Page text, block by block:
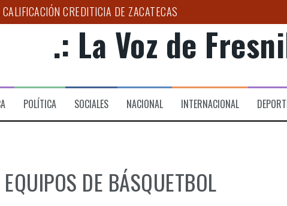
CREDITICIA DE ZACATECAS
DE DESARROLLO SOCIAL DE FRESNILLO
PUEDE AYUDAR A DETECTAR EL BRUXISMO”: SSZ
Y ESPERANZA A FAMILIAS DEL HOSPITAL DE LA MUJER
ESTATAL PARA COMBATIR LA EXTORSIÓN EN EL CAMPO
.: La Voz de
POLÍTICA SOCIALES NACIONAL INTERNACIONAL
DE BÁSQUETBOL